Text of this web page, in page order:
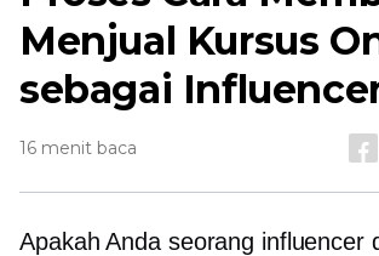
Menjual Kursus
sebagai
16 menit baca
Apakah Anda seorang influencer